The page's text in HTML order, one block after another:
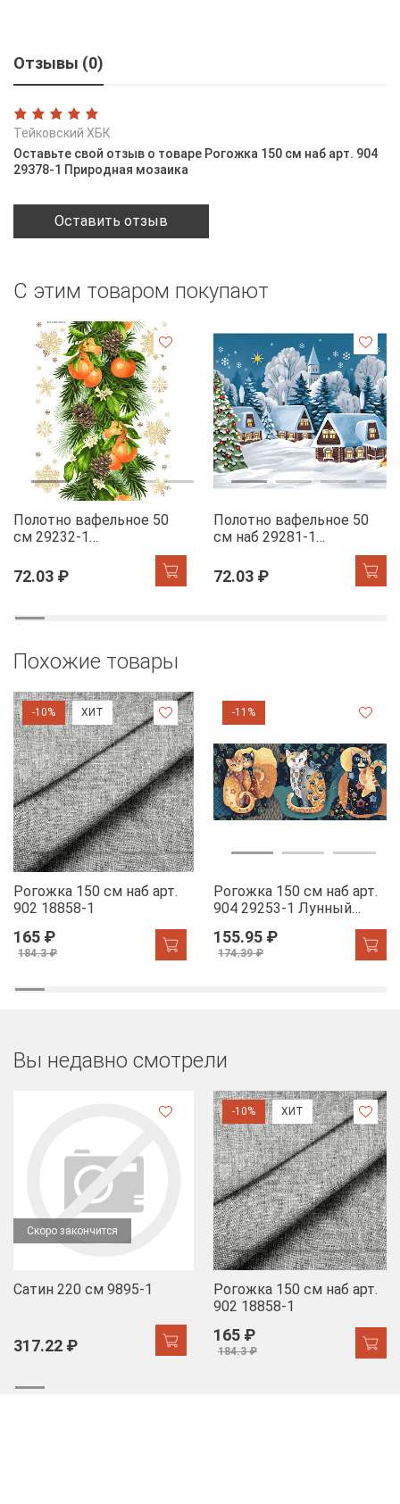
Отзывы (0)
Тейковский ХБК
Оставьте свой отзыв о товаре Рогожка 150 см наб арт. 904
29378-1 Природная мозаика
Оставить отзыв
С этим товаром покупают
Полотно вафельное 50
см 29232-1
Мандариновый коктель
72.03 ₽
Полотно вафельное 50
см наб 29281-1
72.03 ₽
Похожие товары
-10% ХИТ
Рогожка 150 см наб арт.
902 18858-1
165 ₽
184.3 ₽
-11%
Рогожка 150 см наб арт.
904 29253-1 Лунный
155.95 ₽
174.39 ₽
Вы недавно смотрели
Скоро закончится
Сатин 220 см 9895-1
317.22 ₽
-10% ХИТ
Рогожка 150 см наб арт.
902 18858-1
165 ₽
184.3 ₽